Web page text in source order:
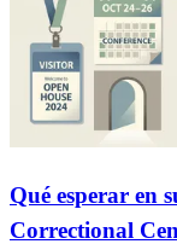
Qué esperar en
Correctional